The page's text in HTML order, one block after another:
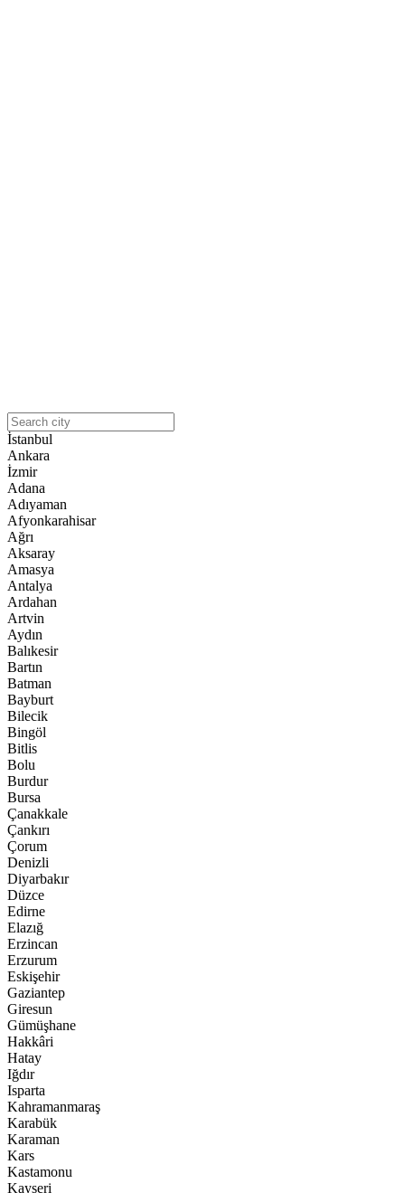
İstanbul
Ankara
İzmir
Adana
Adıyaman
Afyonkarahisar
Ağrı
Aksaray
Amasya
Antalya
Ardahan
Artvin
Aydın
Balıkesir
Bartın
Batman
Bayburt
Bilecik
Bingöl
Bitlis
Bolu
Burdur
Bursa
Çanakkale
Çankırı
Çorum
Denizli
Diyarbakır
Düzce
Edirne
Elazığ
Erzincan
Erzurum
Eskişehir
Gaziantep
Giresun
Gümüşhane
Hakkâri
Hatay
Iğdır
Isparta
Kahramanmaraş
Karabük
Karaman
Kars
Kastamonu
Kayseri